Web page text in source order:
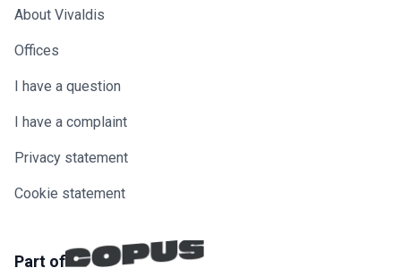
About Vivaldis
Offices
I have a question
I have a complaint
Privacy statement
Cookie statement
Part of